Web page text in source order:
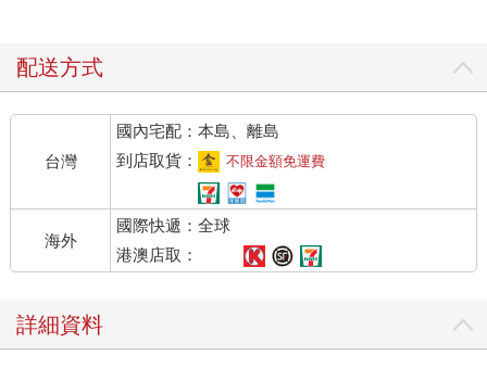
配送方式
台灣
國內宅配：本島、離島
到店取貨：
不限金額免運費
海外
國際快遞：全球
港澳店取：
詳細資料